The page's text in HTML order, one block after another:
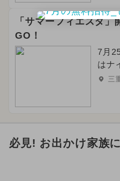
冬休み 2025年6
夏休み（日帰り）
2024年6月のイベント
「サマーフィエスタ
GO！
7月
はナ
三
必見! お出かけ家族